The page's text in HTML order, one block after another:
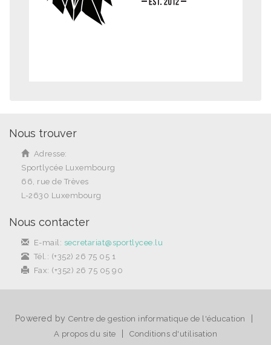
Nous trouver
Adresse:
Sportlycée Luxembourg
66, rue de Trèves
L-2630 Luxembourg
Nous contacter
E-mail: secretariat@sportlycee.lu
Tél.: (+352) 26 75 05 1
Fax: (+352) 26 75 05 90
Powered by Centre de gestion informatique de l'éducation
A propos du site Conditions d'utilisation